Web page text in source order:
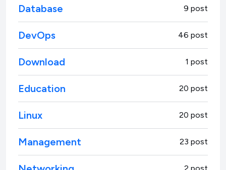
Database 9 post
DevOps 46 post
Download 1 post
Education 20 post
Linux 20 post
Management 23 post